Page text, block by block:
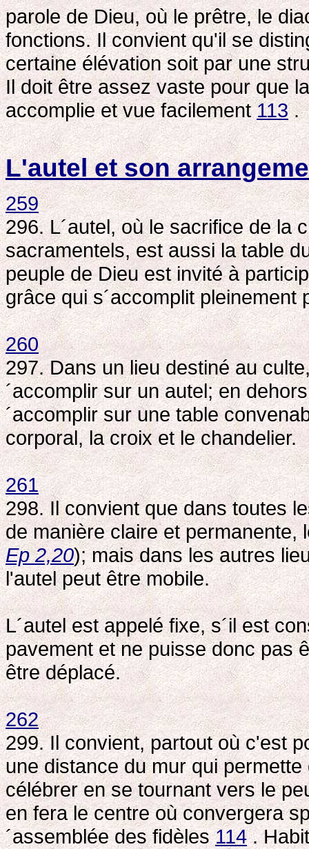
parole de Dieu, où le prêtre, le
fonctions. Il convient qu'il se
certaine élévation soit par une
Il doit être assez vaste pour que
accomplie et vue facilement113.
L'autel et son
259
296. L´autel, où le sacrifice de la
sacramentels, est aussi la table
peuple de Dieu est invité à
grâce qui s´accomplit pleinement
260
297. Dans un lieu destiné au
´accomplir sur un autel; en
´accomplir sur une table
corporal, la croix et le chandelier.
261
298. Il convient que dans toutes
de manière claire et
Ep 2,20); mais dans les autres
l'autel peut être mobile.
L´autel est appelé fixe, s´il est
pavement et ne puisse donc pas
être déplacé.
262
299. Il convient, partout où c'est
une distance du mur qui
célébrer en se tournant vers le
en fera le centre où convergera
´assemblée des fidèles114.